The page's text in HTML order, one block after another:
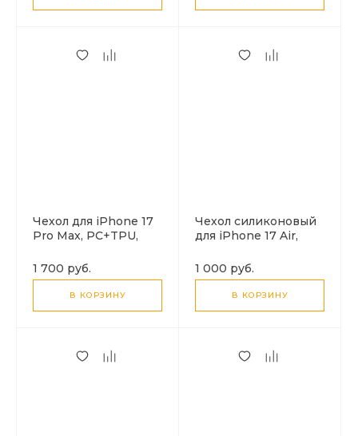
Чехол для iPhone 17
Pro Max, PC+TPU,
(MagSafe), AS4, HOCO,
прозрачный
1 700 руб.
В КОРЗИНУ
Чехол силиконовый
для iPhone 17 Air,
(MagSafe), HOCO,
прозрачный
1 000 руб.
В КОРЗИНУ